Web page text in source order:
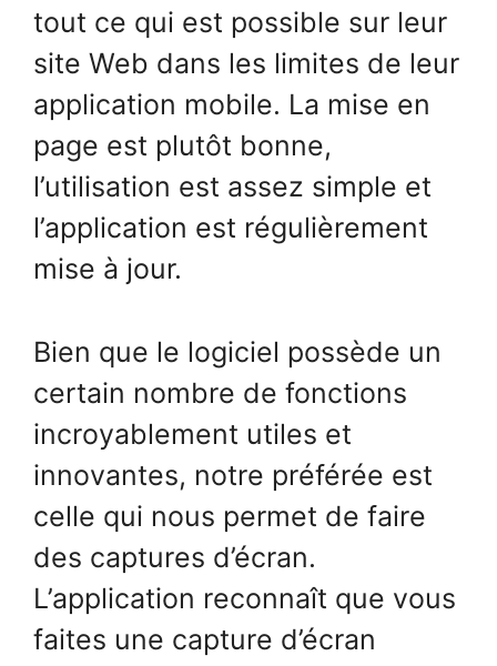
tout ce qui est possible sur leur
site Web dans les limites de leur
application mobile. La mise en
page est plutôt bonne,
l’utilisation est assez simple et
l’application est régulièrement
mise à jour.
Bien que le logiciel possède un
certain nombre de fonctions
incroyablement utiles et
innovantes, notre préférée est
celle qui nous permet de faire
des captures d’écran.
L’application reconnaît que vous
faites une capture d’écran